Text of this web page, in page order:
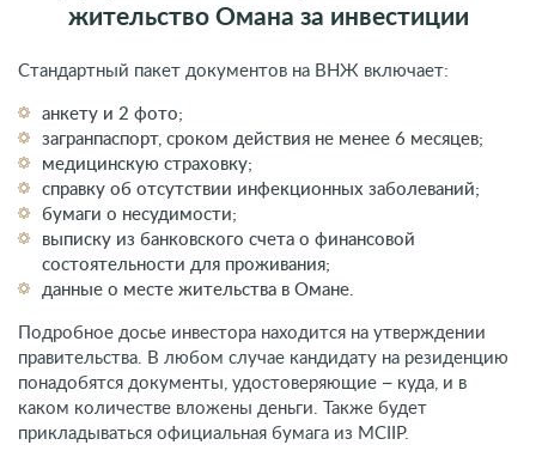
жительство Омана за инвестиции
Стандартный пакет документов на ВНЖ включает:
анкету и 2 фото;
загранпаспорт, сроком действия не менее 6 месяцев;
медицинскую страховку;
справку об отсутствии инфекционных заболеваний;
бумаги о несудимости;
выписку из банковского счета о финансовой
состоятельности для проживания;
данные о месте жительства в Омане.
Подробное досье инвестора находится на утверждении
правительства. В любом случае кандидату на резиденцию
понадобятся документы, удостоверяющие – куда, и в
каком количестве вложены деньги. Также будет
прикладываться официальная бумага из MCIIP.